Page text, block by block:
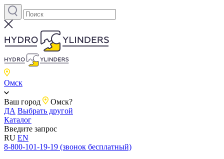
Омск
Ваш город
Омск?
ДА Выбрать другой
Каталог
Введите запрос
RU EN
8-800-101-19-19 (звонок бесплатный)